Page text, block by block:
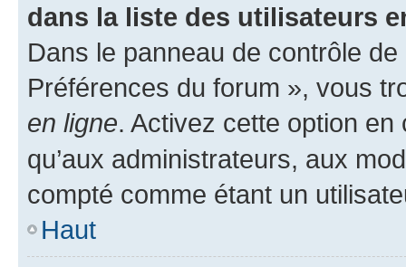
dans la liste des utilisateurs
Dans le panneau de contrôle
Préférences du forum », vous
en ligne. Activez cette option
qu’aux administrateurs, aux
compté comme étant un
Haut